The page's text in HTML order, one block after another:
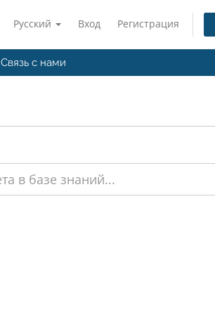
Русский Вход Регистрация
Связь с нами